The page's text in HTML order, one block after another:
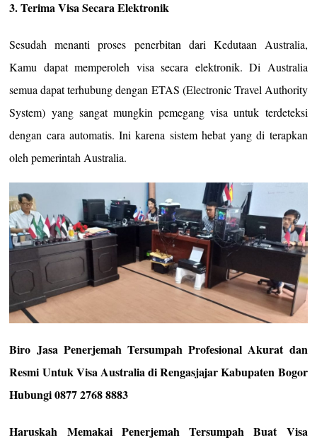
3. Terima Visa Secara Elektronik
Sesudah menanti proses penerbitan dari Kedutaan Australia,
Kamu dapat memperoleh visa secara elektronik. Di Australia
semua dapat terhubung dengan ETAS (Electronic Travel Authority
System) yang sangat mungkin pemegang visa untuk terdeteksi
dengan cara automatis. Ini karena sistem hebat yang di terapkan
oleh pemerintah Australia.
Biro Jasa Penerjemah Tersumpah Profesional Akurat dan
Resmi Untuk Visa Australia di Rengasjajar Kabupaten Bogor
Hubungi 0877 2768 8883
Haruskah Memakai Penerjemah Tersumpah Buat Visa